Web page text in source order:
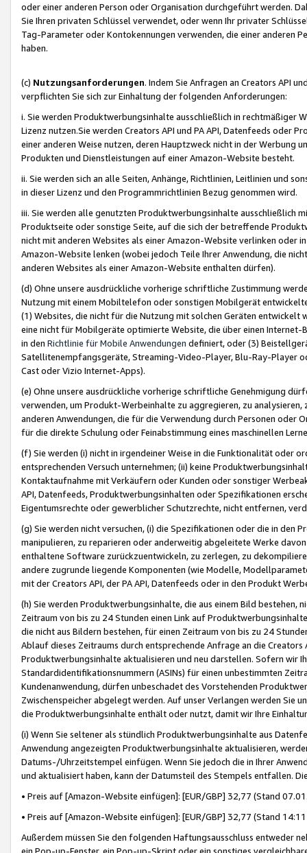
oder einer anderen Person oder Organisation durchgeführt werden.
Sie Ihren privaten Schlüssel verwendet, oder wenn Ihr privater
Tag-Parameter oder Kontokennungen verwenden, die einer anderen
haben.
(c) Nutzungsanforderungen. Indem Sie Anfragen an Creators API
verpflichten Sie sich zur Einhaltung der folgenden Anforderungen:
i. Sie werden Produktwerbungsinhalte ausschließlich in rechtmäßiger
Lizenz nutzen.Sie werden Creators API und PA API, Datenfeeds oder
einer anderen Weise nutzen, deren Hauptzweck nicht in der Werbung
Produkten und Dienstleistungen auf einer Amazon-Website besteht.
ii. Sie werden sich an alle Seiten, Anhänge, Richtlinien, Leitlinien und
in dieser Lizenz und den Programmrichtlinien Bezug genommen wird.
iii. Sie werden alle genutzten Produktwerbungsinhalte ausschließlich
Produktseite oder sonstige Seite, auf die sich der betreffende
nicht mit anderen Websites als einer Amazon-Website verlinken oder
Amazon-Website lenken (wobei jedoch Teile Ihrer Anwendung, die
anderen Websites als einer Amazon-Website enthalten dürfen).
(d) Ohne unsere ausdrückliche vorherige schriftliche Zustimmung
Nutzung mit einem Mobiltelefon oder sonstigen Mobilgerät
(1) Websites, die nicht für die Nutzung mit solchen Geräten
eine nicht für Mobilgeräte optimierte Website, die über einen
in den Richtlinie für Mobile Anwendungen definiert, oder (3)
Satellitenempfangsgeräte, Streaming-Video-Player, Blu-Ray-Player
Cast oder Vizio Internet-Apps).
(e) Ohne unsere ausdrückliche vorherige schriftliche Genehmigung
verwenden, um Produkt-Werbeinhalte zu aggregieren, zu
anderen Anwendungen, die für die Verwendung durch Personen
für die direkte Schulung oder Feinabstimmung eines maschinellen
(f) Sie werden (i) nicht in irgendeiner Weise in die Funktionalität oder
entsprechenden Versuch unternehmen; (ii) keine
Kontaktaufnahme mit Verkäufern oder Kunden oder sonstiger
API, Datenfeeds, Produktwerbungsinhalten oder Spezifikationen
Eigentumsrechte oder gewerblicher Schutzrechte, nicht entfernen,
(g) Sie werden nicht versuchen, (i) die Spezifikationen oder die in
manipulieren, zu reparieren oder anderweitig abgeleitete Werke
enthaltene Software zurückzuentwickeln, zu zerlegen, zu
andere zugrunde liegende Komponenten (wie Modelle,
mit der Creators API, der PA API, Datenfeeds oder in den Produkt
(h) Sie werden Produktwerbungsinhalte, die aus einem Bild bestehen,
Zeitraum von bis zu 24 Stunden einen Link auf
die nicht aus Bildern bestehen, für einen Zeitraum von bis zu 24
Ablauf dieses Zeitraums durch entsprechende Anfrage an die
Produktwerbungsinhalte aktualisieren und neu darstellen. Sofern wir
Standardidentifikationsnummern (ASINs) für einen unbestimmten
Kundenanwendung, dürfen unbeschadet des Vorstehenden
Zwischenspeicher abgelegt werden. Auf unser Verlangen werden Sie
die Produktwerbungsinhalte enthält oder nutzt, damit wir Ihre
(i) Wenn Sie seltener als stündlich Produktwerbungsinhalte aus
Anwendung angezeigten Produktwerbungsinhalte aktualisieren,
Datums-/Uhrzeitstempel einfügen. Wenn Sie jedoch die in Ihrer
und aktualisiert haben, kann der Datumsteil des Stempels entfallen.
• Preis auf [Amazon-Website einfügen]: [EUR/GBP] 32,77 (Stand
• Preis auf [Amazon-Website einfügen]: [EUR/GBP] 32,77 (Stand
Außerdem müssen Sie den folgenden Haftungsausschluss entweder
ein Pop-up-Fenster, ein Pop-up-Skript oder ein sonstiges